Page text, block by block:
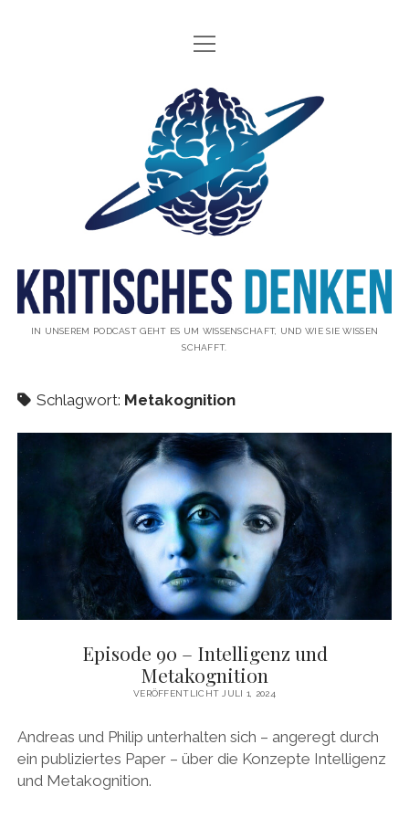
INFO
ÜBER UNS
WAS IST KRITISCHES DENKEN?
GÄSTE
THEMEN
UNTERSTÜTZUNG
KONTAKT
DAS BUCH ZUM PODCAST
facebook
linkedinyoutubeemailmastodon
patreonspotify
Menü
öffnen
Kritisches
Podcast
IN UNSEREM PODCAST GEHT ES UM WISSENSCHAFT, UND WIE SIE WISSEN
SCHAFFT.
Schlagwort: Metakognition
Episode 90 – Intelligenz und
Metakognition
VERÖFFENTLICHT JULI 1, 2024
Andreas und Philip unterhalten sich – angeregt durch
ein publiziertes Paper – über die Konzepte Intelligenz
und Metakognition.